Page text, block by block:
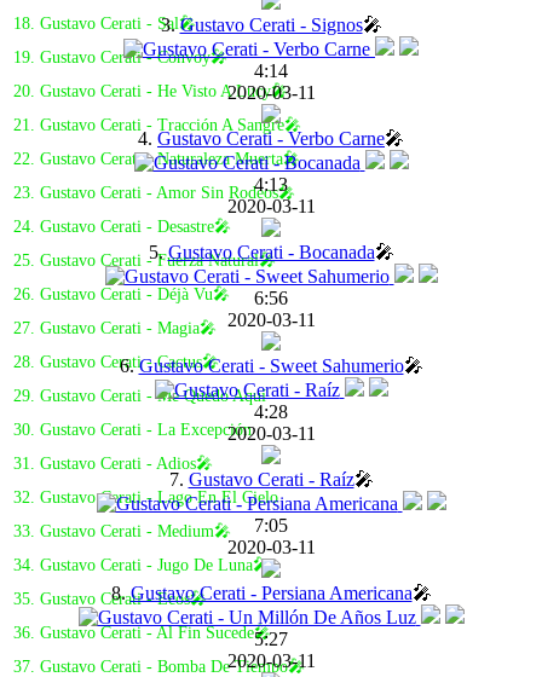
18. Gustavo Cerati - Sal🎤
19. Gustavo Cerati - Convoy🎤
20. Gustavo Cerati - He Visto A Lucy🎤
21. Gustavo Cerati - Tracción A Sangre🎤
22. Gustavo Cerati - Naturaleza Muerta🎤
23. Gustavo Cerati - Amor Sin Rodeos🎤
24. Gustavo Cerati - Desastre🎤
25. Gustavo Cerati - Fuerza Natural🎤
26. Gustavo Cerati - Déjà Vu🎤
27. Gustavo Cerati - Magia🎤
28. Gustavo Cerati - Cactus🎤
29. Gustavo Cerati - Me Quedo Aquí
30. Gustavo Cerati - La Excepción
31. Gustavo Cerati - Adios🎤
32. Gustavo Cerati - Lago En El Cielo
33. Gustavo Cerati - Medium🎤
34. Gustavo Cerati - Jugo De Luna🎤
35. Gustavo Cerati - Ecos🎤
36. Gustavo Cerati - Al Fin Sucede🎤
37. Gustavo Cerati - Bomba De Tiempo🎤
3.Gustavo Cerati - Signos🎤
4:14
2020-03-11
4. Gustavo Cerati - Verbo Carne🎤
4:13
2020-03-11
5.Gustavo Cerati - Bocanada🎤
6:56
2020-03-11
6.Gustavo Cerati - Sweet Sahumerio🎤
4:28
2020-03-11
7. Gustavo Cerati - Raíz🎤
7:05
2020-03-11
8.Gustavo Cerati - Persiana Americana🎤
5:27
2020-03-11